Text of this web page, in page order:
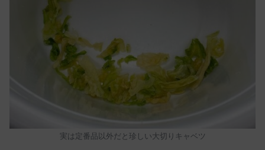
実は定番品以外だと珍しい大切りキャベツ